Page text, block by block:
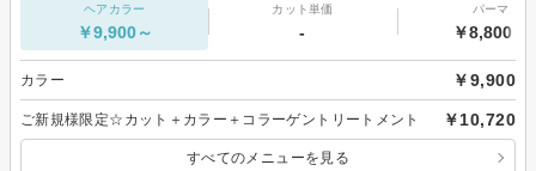
ヘアカラー
￥9,900～
カット単価
-
パーマ
￥8,800～
カラー ￥9,900
ご新規様限定☆カット＋カラー＋コラーゲントリートメント ￥10,720
すべてのメニューを見る